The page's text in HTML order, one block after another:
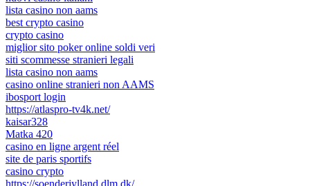
lista casino non aams
best crypto casino
crypto casino
miglior sito poker online soldi veri
siti scommesse stranieri legali
lista casino non aams
casino online stranieri non AAMS
ibosport login
https://atlaspro-tv4k.net/
kaisar328
Matka 420
casino en ligne argent réel
site de paris sportifs
casino crypto